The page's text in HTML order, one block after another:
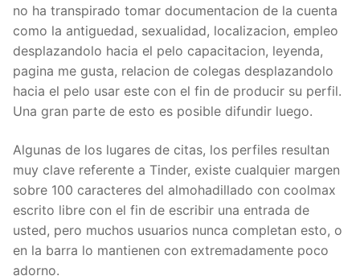
no ha transpirado tomar documentacion de la cuenta
como la antiguedad, sexualidad, localizacion, empleo
desplazandolo hacia el pelo capacitacion, leyenda,
pagina me gusta, relacion de colegas desplazandolo
hacia el pelo usar este con el fin de producir su perfil.
Una gran parte de esto es posible difundir luego.
Algunas de los lugares de citas, los perfiles resultan
muy clave referente a Tinder, existe cualquier margen
sobre 100 caracteres del almohadillado con coolmax
escrito libre con el fin de escribir una entrada de
usted, pero muchos usuarios nunca completan esto, o
en la barra lo mantienen con extremadamente poco
adorno.